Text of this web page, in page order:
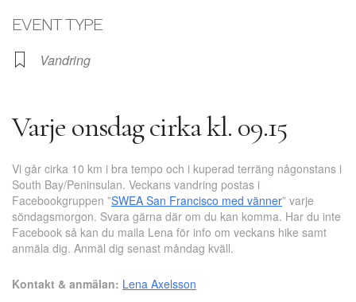
EVENT TYPE
Vandring
Varje onsdag cirka kl. 09.15
Vi går cirka 10 km i bra tempo och i kuperad terräng någonstans i
South Bay/Peninsulan. Veckans vandring postas i
Facebookgruppen ”SWEA San Francisco med vänner” varje
söndagsmorgon. Svara gärna där om du kan komma. Har du inte
Facebook så kan du maila Lena för info om veckans hike samt
anmäla dig. Anmäl dig senast måndag kväll.
Kontakt & anmälan: Lena Axelsson